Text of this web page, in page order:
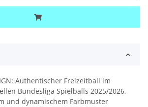
Authentischer Freizeitball im
Bundesliga Spielballs 2025/2026,
und dynamischem Farbmuster